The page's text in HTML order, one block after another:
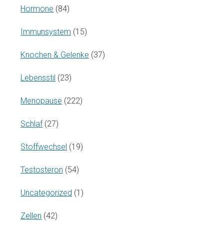
Hormone (84)
Immunsystem (15)
Knochen & Gelenke (37)
Lebensstil (23)
Menopause (222)
Schlaf (27)
Stoffwechsel (19)
Testosteron (54)
Uncategorized (1)
Zellen (42)